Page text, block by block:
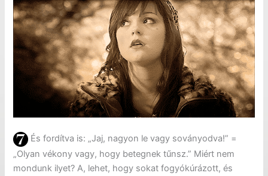
És fordítva is: „Jaj, nagyon le vagy soványodva!” =
„Olyan vékony vagy, hogy betegnek tűnsz.” Miért nem
mondunk ilyet? A, lehet, hogy sokat fogyókúrázott, és